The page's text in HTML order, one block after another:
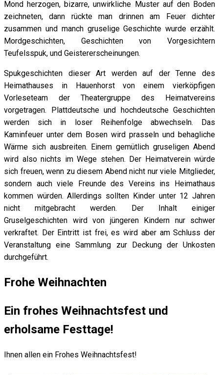
Mond herzogen, bizarre, unwirkliche Muster auf den Boden
zeichneten, dann rückte man drinnen am Feuer dichter
zusammen und manch gruselige Geschichte wurde erzählt.
Mordgeschichten, Geschichten von Vorgesichtern
Teufelsspuk, und Geistererscheinungen.
Spukgeschichten dieser Art werden auf der Tenne des
Heimathauses in Hauenhorst von einem vierköpfigen
Vorleseteam der Theatergruppe des Heimatvereins
vorgetragen. Plattdeutsche und hochdeutsche Geschichten
werden sich in loser Reihenfolge abwechseln. Das
Kaminfeuer unter dem Bosen wird prasseln und behagliche
Wärme sich ausbreiten. Einem gemütlich gruseligen Abend
wird also nichts im Wege stehen. Der Heimatverein würde
sich freuen, wenn zu diesem Abend nicht nur viele Mitglieder,
sondern auch viele Freunde des Vereins ins Heimathaus
kommen würden. Allerdings sollten Kinder unter 12 Jahren
nicht mitgebracht werden. Der Inhalt einiger
Gruselgeschichten wird von jüngeren Kindern nur schwer
verkraftet. Der Eintritt ist frei, es wird aber am Schluss der
Veranstaltung eine Sammlung zur Deckung der Unkosten
durchgeführt.
Frohe Weihnachten
Ein frohes Weihnachtsfest und
erholsame Festtage!
Ihnen allen ein Frohes Weihnachtsfest!